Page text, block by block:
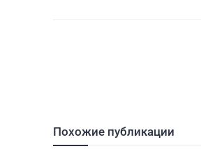
Похожие публикации